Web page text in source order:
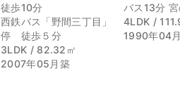
徒歩10分
西鉄バス「野間三丁目」
停 徒歩５分
3LDK / 82.32㎡
2007年05月築
バス13分
4LDK /
1990年04